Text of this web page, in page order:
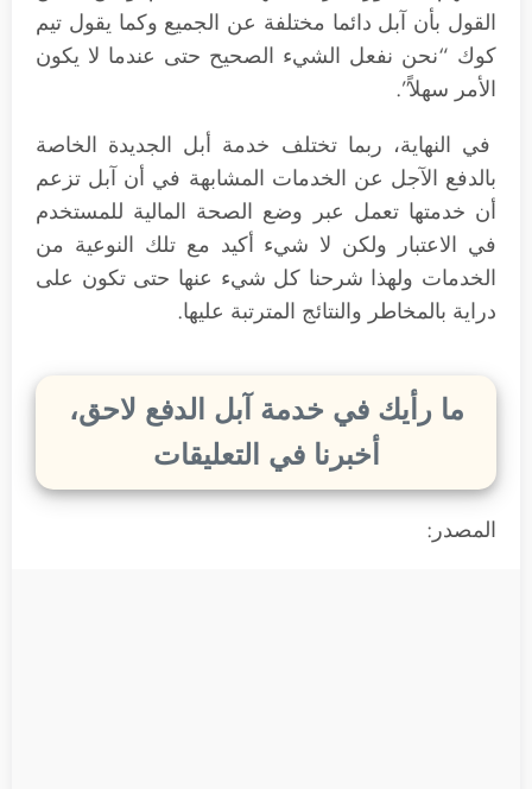
القول بأن آبل دائما مختلفة عن الجميع وكما يقول تيم
كوك “نحن نفعل الشيء الصحيح حتى عندما لا يكون
الأمر سهلاً”.
في النهاية، ربما تختلف خدمة أبل الجديدة الخاصة
بالدفع الآجل عن الخدمات المشابهة في أن آبل تزعم
أن خدمتها تعمل عبر وضع الصحة المالية للمستخدم
في الاعتبار ولكن لا شيء أكيد مع تلك النوعية من
الخدمات ولهذا شرحنا كل شيء عنها حتى تكون على
دراية بالمخاطر والنتائج المترتبة عليها.
ما رأيك في خدمة آبل الدفع لاحق،
أخبرنا في التعليقات
المصدر: